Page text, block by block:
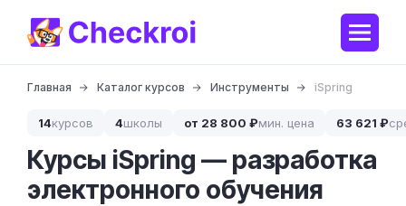
Главная Каталог курсов Инструменты iSpring
14курсов 4школы от 28 800 ₽мин. цена 63 621 ₽
Курсы iSpring — разработка
электронного обучения